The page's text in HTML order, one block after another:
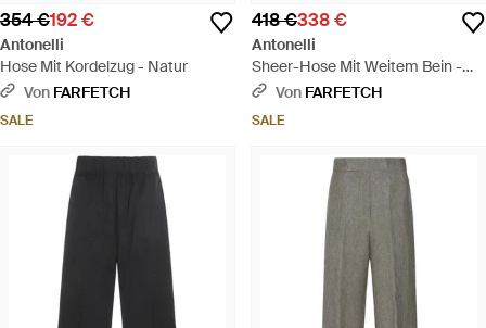
354 €192 €
Antonelli
Hose Mit Kordelzug - Natur
Von FARFETCH
SALE
418 €338 €
Antonelli
Sheer-Hose Mit Weitem Bein -
Lila Von FARFETCH
SALE